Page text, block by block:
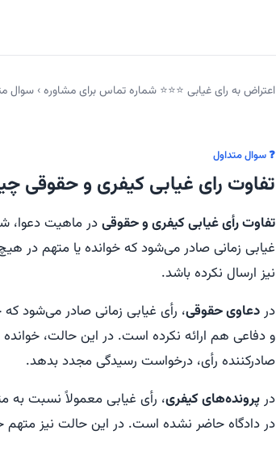
اعتراض به رای غیابی ⭐️⭐️⭐️ شماره تماس برای مشاوره› سوال
❓ سوال متداول
تفاوت رای غیابی کیفری و حقوقی
تفاوت رأی غیابی کیفری و حقوقیدر ماهیت دعوا،
غیابی زمانی صادر می‌شود که خوانده یا متهم در
نیز ارسال نکرده باشد.
در دعاوی حقوقی، رأی غیابی زمانی صادر می‌شود که
و دفاعی هم ارائه نکرده است. در این حالت،
صادرکننده رأی، درخواست رسیدگی مجدد بدهد.
در پرونده‌های کیفری، رأی غیابی معمولاً نسبت به
در دادگاه حاضر نشده است. در این حالت نیز